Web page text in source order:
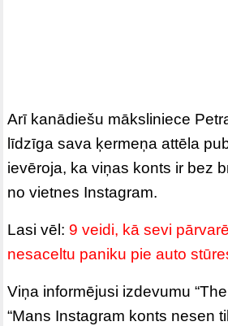
Arī kanādiešu māksliniece
līdzīga sava ķermeņa attēla
ievēroja, ka viņas konts ir bez
no vietnes Instagram.
Lasi vēl: 9 veidi, kā sevi
nesaceltu paniku pie auto
Viņa informējusi izdevumu
“Mans Instagram konts nesen